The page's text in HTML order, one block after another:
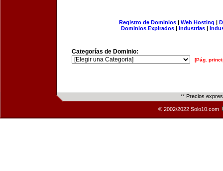
Registro de Dominios| Web Hosting |
Dominios Expirados | Industrias |
Categorías de Dominio:
[Pág.
** Precios
© 2002/2022 Solo10.com